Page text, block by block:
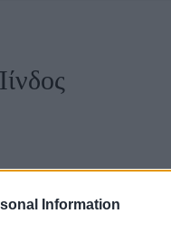
Information